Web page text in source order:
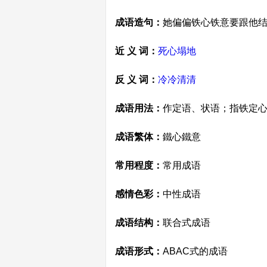
成语造句： 她偏偏铁心铁意要跟他
近 义 词： 死心塌地
反 义 词： 冷冷清清
成语用法： 作定语、状语；指铁定心
成语繁体： 鐵心鐵意
常用程度： 常用成语
感情色彩： 中性成语
成语结构： 联合式成语
成语形式： ABAC式的成语